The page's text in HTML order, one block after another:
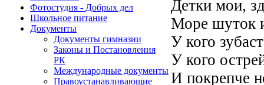
Фотостудия - Добрых дел
Школьное питание
Документы
Документы гимназии
Законы и Постановления
РК
Международные документы
Правоустанавливающие
Детки мои,
Море шуток
У кого
У кого
И покрепче